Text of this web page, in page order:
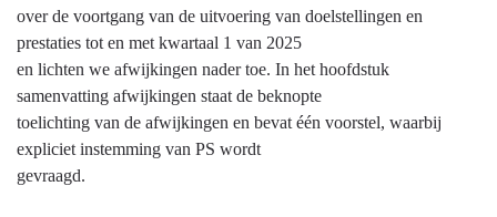
Leeswijzer
Leeswijzer
over de voortgang van de uitvoering van doelstellingen en
prestaties tot en met kwartaal 1 van 2025
en lichten we afwijkingen nader toe. In het hoofdstuk
samenvatting afwijkingen staat de beknopte
toelichting van de afwijkingen en bevat één voorstel, waarbij
expliciet instemming van PS wordt
gevraagd.